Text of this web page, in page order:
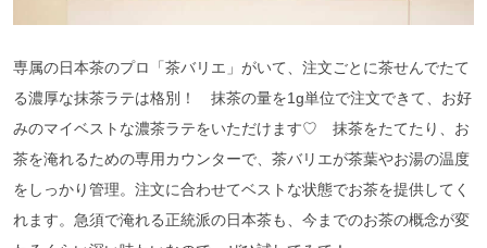
専属の日本茶のプロ「茶バリエ」がいて、注文ごとに茶せんでたて
る濃厚な抹茶ラテは格別！ 抹茶の量を1g単位で注文できて、お好
みのマイベストな濃茶ラテをいただけます♡ 抹茶をたてたり、お
茶を淹れるための専用カウンターで、茶バリエが茶葉やお湯の温度
をしっかり管理。注文に合わせてベストな状態でお茶を提供してく
れます。急須で淹れる正統派の日本茶も、今までのお茶の概念が変